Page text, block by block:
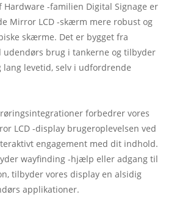
Hardware -familien Digital Signage er
Mirror LCD -skærm mere robust og
skærme. Det er bygget fra
udendørs brug i tankerne og tilbyder
lang levetid, selv i udfordrende
forbedrer vores
LCD -display brugeroplevelsen ved
engagement med dit indhold.
wayfinding -hjælp eller adgang til
tilbyder vores display en alsidig
applikationer.